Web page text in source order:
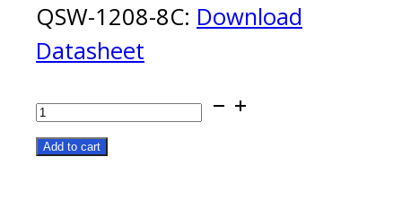
QSW-1208-8C: Download
Datasheet
QSW-
1208-
Add to cart